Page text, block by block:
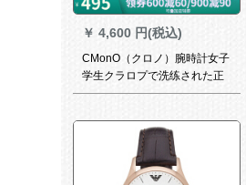
￥ 4,600 円(税込)
CMonO（クロノ）腕時計女子
学生クラロプで洗练された正
方形の小さの文字盤dw KW-W